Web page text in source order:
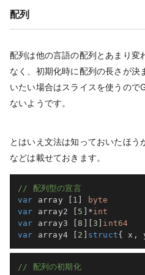
配列
配列は他の言語の配列とあまり変
なく、初期化時に配列の長さが決
いたい場合はスライスを使うので
ないようです。
とはいえ文法は知っておいたほ
などは載せておきます。
// 配列型の宣言
var array 1
byte
var array2 5 *int
var array3 8 3
int64
var array4 2 struct{ x ,
// 配列の初期化